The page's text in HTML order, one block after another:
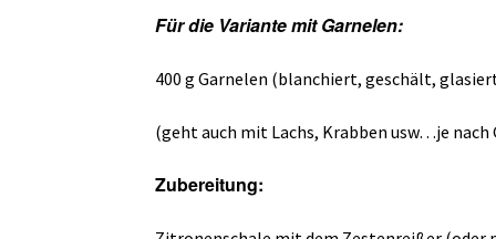
Für die Variante mit Garnelen:
400 g Garnelen (blanchiert, geschält,
(geht auch mit Lachs, Krabben usw…je nach
Zubereitung: